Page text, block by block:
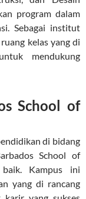
program dalam
Sebagai institut
kelas yang di
mendukung
School of
di bidang
School of
Kampus ini
yang di rancang